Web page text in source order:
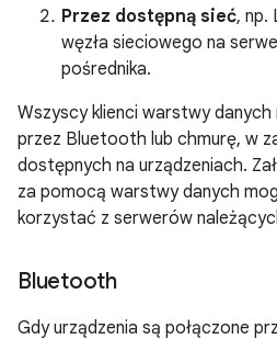
Przez dostępną sieć, np.
węzła sieciowego na
pośrednika.
Wszyscy klienci warstwy danych
przez Bluetooth lub chmurę, w
dostępnych na urządzeniach.
za pomocą warstwy danych
korzystać z serwerów
Bluetooth
Gdy urządzenia są połączone